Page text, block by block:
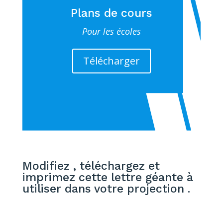
Plans de cours
Pour les écoles
Télécharger
Modifiez , téléchargez et
imprimez cette lettre géante à
utiliser dans votre projection .